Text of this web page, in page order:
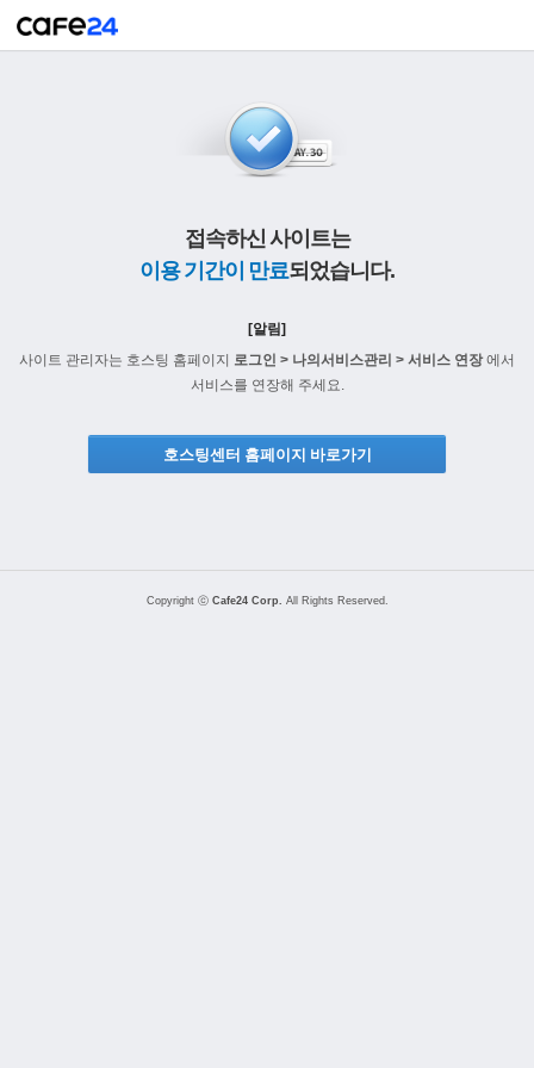
접속하신 사이트는
이용 기간이 만료되었습니다.
[알림]
사이트 관리자는 호스팅 홈페이지 로그인 > 나의서비스관리 > 서비스 연장에서
서비스를 연장해 주세요.
호스팅센터 홈페이지 바로가기
Copyright ⓒ Cafe24 Corp. All Rights Reserved.